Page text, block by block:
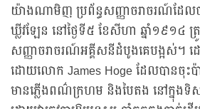
យ៉ាងណាមិញ ប្រព័ន្ធសញ្ញាចរាចរណ៍ដែល
ឃ្លីវឡែន នៅថ្ងៃទី៥ ខែសីហា ឆ្នាំ១៩១៤ ត្
សញ្ញាចរាចរណ៍អគ្គីសនីដំបូងគេបង្អស់។ ដ
ដោយលោក James Hoge ដែលបានចុះប៉ា
មានភ្លើងពណ៌ក្រហម និងបៃតង នៅក្នុង